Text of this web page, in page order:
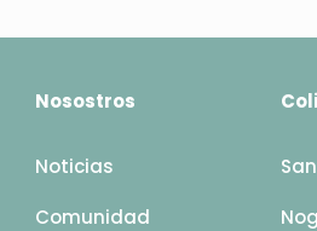
Nosostros
Noticias
Comunidad